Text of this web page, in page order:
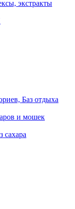
экстракты
Баз отдыха
и мошек
сахара